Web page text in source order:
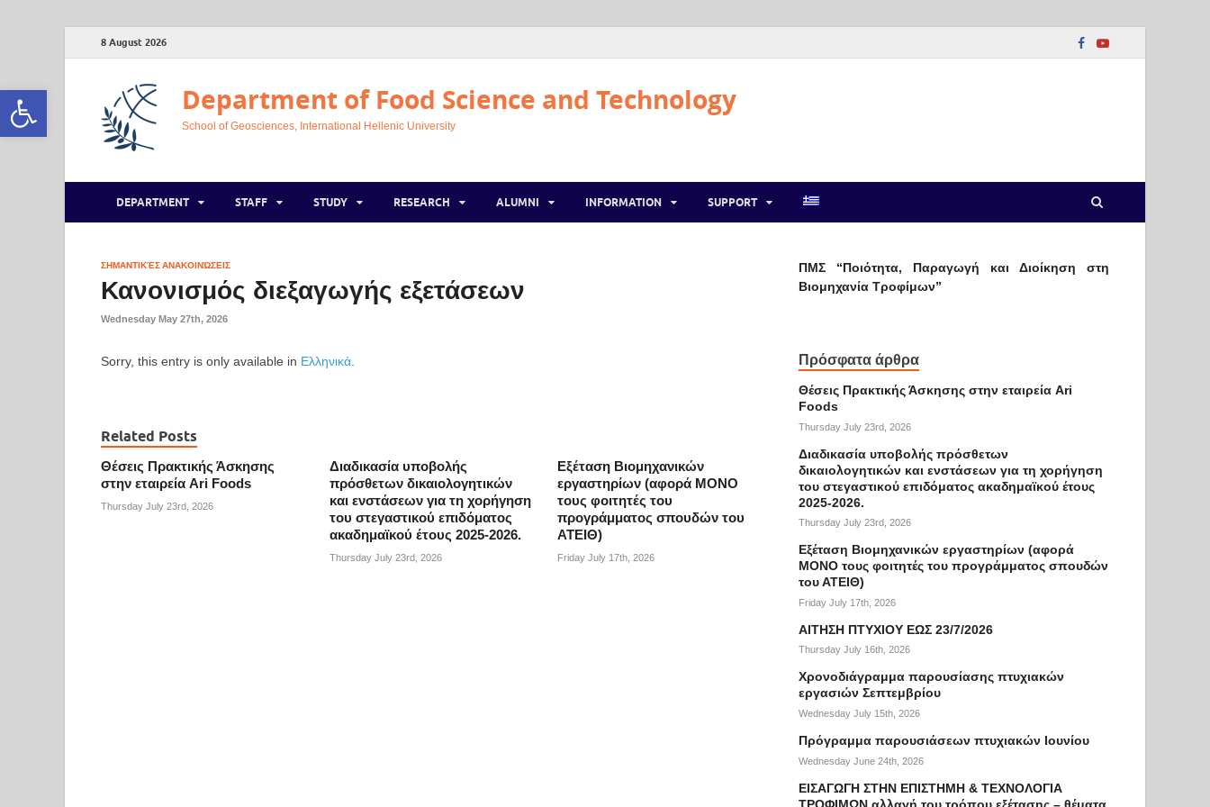
Open toolbar
8 August 2026
Department of Food Science and Technology
School of Geosciences, International Hellenic University
DEPARTMENT STAFF STUDY RESEARCH ALUMNI INFORMATION SUPPORT
ΣΗΜΑΝΤΙΚΈΣ ΑΝΑΚΟΙΝΏΣΕΙΣ
Κανονισμός διεξαγωγής εξετάσεων
Wednesday May 27th, 2026
Sorry, this entry is only available in Ελληνικά
Related Posts
Θέσεις Πρακτικής Άσκησης
στην εταιρεία Ari Foods
Thursday July 23rd, 2026
Διαδικασία υποβολής
πρόσθετων δικαιολογητικών
και ενστάσεων για τη χορήγηση
του στεγαστικού επιδόματος
ακαδημαϊκού έτους 2025-2026.
Thursday July 23rd, 2026
Εξέταση Βιομηχανικών
εργαστηρίων (αφορά ΜΟΝΟ
τους φοιτητές του
προγράμματος σπουδών του
ΑΤΕΙΘ)
Friday July 17th, 2026
ΠΜΣ “Ποιότητα, Παραγωγή και Διοίκηση στη
Βιομηχανία Τροφίμων”
Πρόσφατα άρθρα
Θέσεις Πρακτικής Άσκησης στην εταιρεία Ari
Foods
Thursday July 23rd, 2026
Διαδικασία υποβολής πρόσθετων
δικαιολογητικών και ενστάσεων για τη χορήγηση
του στεγαστικού επιδόματος ακαδημαϊκού έτους
2025-2026.
Thursday July 23rd, 2026
Εξέταση Βιομηχανικών εργαστηρίων (αφορά
ΜΟΝΟ τους φοιτητές του προγράμματος σπουδών
του ΑΤΕΙΘ)
Friday July 17th, 2026
ΑΙΤΗΣΗ ΠΤΥΧΙΟΥ ΕΩΣ 23/7/2026
Thursday July 16th, 2026
Χρονοδιάγραμμα παρουσίασης πτυχιακών
εργασιών Σεπτεμβρίου
Wednesday July 15th, 2026
Πρόγραμμα παρουσιάσεων πτυχιακών Ιουνίου
Wednesday June 24th, 2026
ΕΙΣΑΓΩΓΗ ΣΤΗΝ ΕΠΙΣΤΗΜΗ & ΤΕΧΝΟΛΟΓΙΑ
ΤΡΟΦΙΜΩΝ αλλαγή του τρόπου εξέτασης – θέματα